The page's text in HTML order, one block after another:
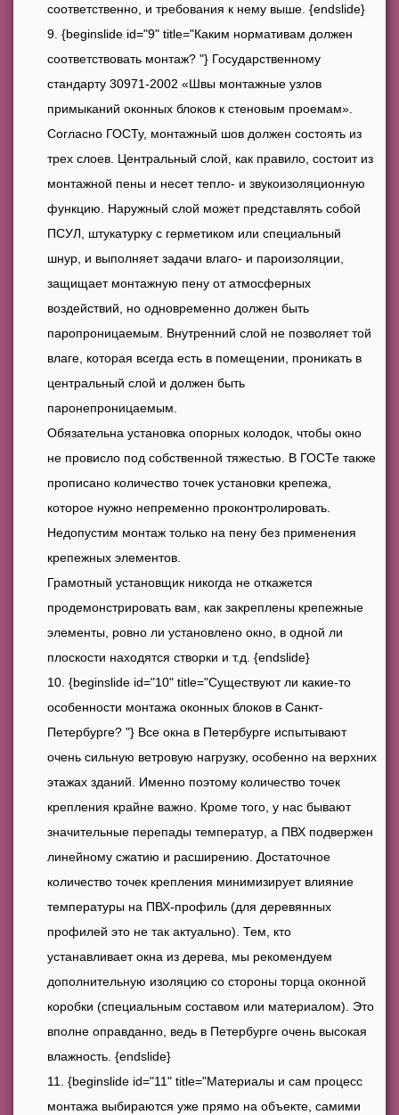
соответственно, и требования к нему выше. {endslide}
{beginslide id="9" title="Каким нормативам должен
соответствовать монтаж? "} Государственному
стандарту 30971-2002 «Швы монтажные узлов
примыканий оконных блоков к стеновым проемам».
Согласно ГОСТу, монтажный шов должен состоять из
трех слоев. Центральный слой, как правило, состоит из
монтажной пены и несет тепло- и звукоизоляционную
функцию. Наружный слой может представлять собой
ПСУЛ, штукатурку с герметиком или специальный
шнур, и выполняет задачи влаго- и пароизоляции,
защищает монтажную пену от атмосферных
воздействий, но одновременно должен быть
паропроницаемым. Внутренний слой не позволяет той
влаге, которая всегда есть в помещении, проникать в
центральный слой и должен быть
паронепроницаемым.
Обязательна установка опорных колодок, чтобы окно
не провисло под собственной тяжестью. В ГОСТе также
прописано количество точек установки крепежа,
которое нужно непременно проконтролировать.
Недопустим монтаж только на пену без применения
крепежных элементов.
Грамотный установщик никогда не откажется
продемонстрировать вам, как закреплены крепежные
элементы, ровно ли установлено окно, в одной ли
плоскости находятся створки и т.д. {endslide}
{beginslide id="10" title="Существуют ли какие-то
особенности монтажа оконных блоков в Санкт-
Петербурге? "} Все окна в Петербурге испытывают
очень сильную ветровую нагрузку, особенно на верхних
этажах зданий. Именно поэтому количество точек
крепления крайне важно. Кроме того, у нас бывают
значительные перепады температур, а ПВХ подвержен
линейному сжатию и расширению. Достаточное
количество точек крепления минимизирует влияние
температуры на ПВХ-профиль (для деревянных
профилей это не так актуально). Тем, кто
устанавливает окна из дерева, мы рекомендуем
дополнительную изоляцию со стороны торца оконной
коробки (специальным составом или материалом). Это
вполне оправданно, ведь в Петербурге очень высокая
влажность. {endslide}
{beginslide id="11" title="Материалы и сам процесс
монтажа выбираются уже прямо на объекте, самими